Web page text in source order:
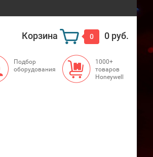
Корзина 0 0 руб.
Подбор
оборудования
1000+
товаров
Honeywell